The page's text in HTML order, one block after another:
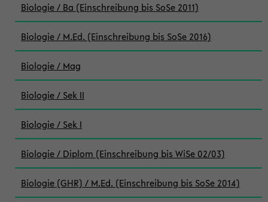
Biologie / Ba (Einschreibung bis SoSe 2011)
Biologie / M.Ed. (Einschreibung bis SoSe 2016)
Biologie / Mag
Biologie / Sek II
Biologie / Sek I
Biologie / Diplom (Einschreibung bis WiSe 02/03)
Biologie (GHR) / M.Ed. (Einschreibung bis SoSe 2014)